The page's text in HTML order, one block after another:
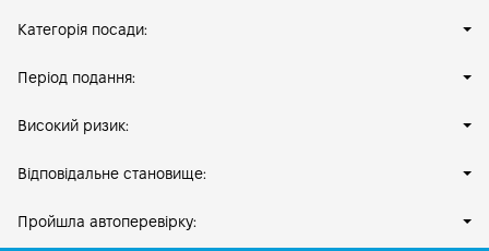
Категорія посади:
Період подання:
Високий ризик:
Відповідальне становище:
Пройшла автоперевірку: